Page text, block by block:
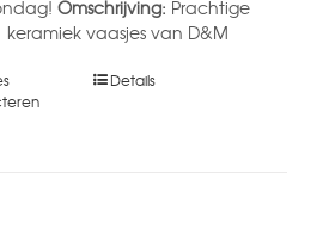
Omschrijving: Prachtige
keramiek vaasjes van D&M
Details